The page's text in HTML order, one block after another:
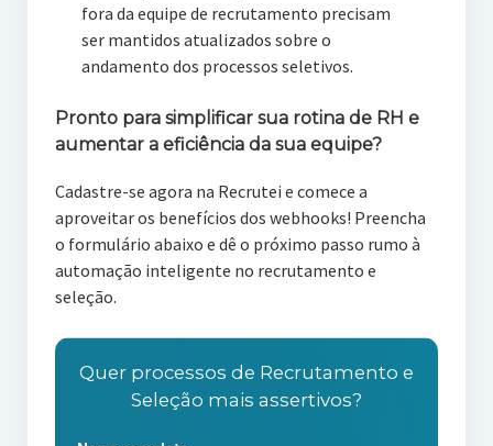
fora da equipe de recrutamento precisam
ser mantidos atualizados sobre o
andamento dos processos seletivos.
Pronto para simplificar sua rotina de RH e
aumentar a eficiência da sua equipe?
Cadastre-se agora na Recrutei e comece a
aproveitar os benefícios dos webhooks! Preencha
o formulário abaixo e dê o próximo passo rumo à
automação inteligente no recrutamento e
seleção.
Quer processos de Recrutamento e
Seleção mais assertivos?